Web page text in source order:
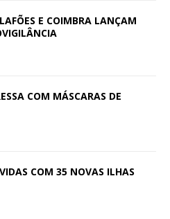
E COIMBRA LANÇAM
COM MÁSCARAS DE
COM 35 NOVAS ILHAS